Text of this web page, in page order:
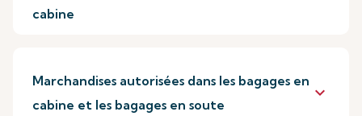
cabine
Marchandises autorisées dans les bagages en
cabine et les bagages en soute
keyboard_arrow_down